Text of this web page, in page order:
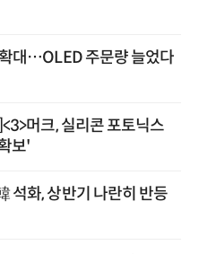
대…OLED 주문량 늘었다
머크, 실리콘 포토닉스
보'
석화, 상반기 나란히 반등